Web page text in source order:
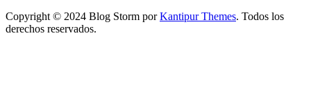
Copyright © 2024 Blog Storm porKantipur Themes. Todos los
derechos reservados.